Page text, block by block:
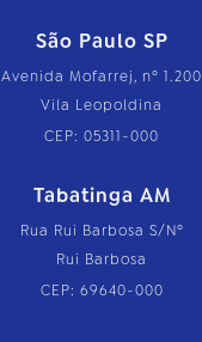
São Paulo SP
Avenida Mofarrej, nº 1.200
Vila Leopoldina
CEP: 05311-000
Tabatinga AM
Rua Rui Barbosa S/Nº
Rui Barbosa
CEP: 69640-000